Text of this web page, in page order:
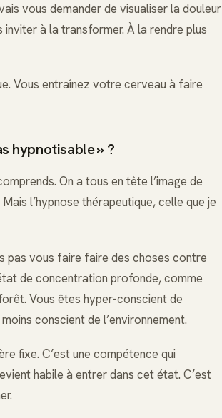
vous demander de visualiser la douleur
inviter à la transformer. À la rendre plus
Vous entraînez votre cerveau à faire
hypnotisable » ?
On a tous en tête l’image de
l’hypnose thérapeutique, celle que je
pas vous faire faire des choses contre
de concentration profonde, comme
Vous êtes hyper-conscient de
conscient de l’environnement.
fixe. C’est une compétence qui
habile à entrer dans cet état. C’est